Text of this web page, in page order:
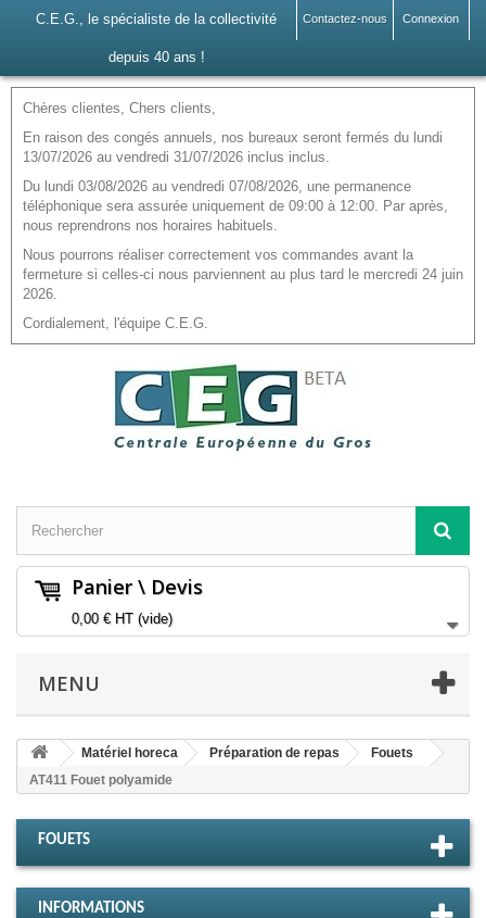
Connexion
Contactez-nous
C.E.G., le spécialiste de la collectivité
depuis 40 ans !
Chères clientes, Chers clients,
En raison des congés annuels, nos bureaux seront fermés du lundi
13/07/2026 au vendredi 31/07/2026 inclus inclus.
Du lundi 03/08/2026 au vendredi 07/08/2026, une permanence
téléphonique sera assurée uniquement de 09:00 à 12:00. Par après,
nous reprendrons nos horaires habituels.
Nous pourrons réaliser correctement vos commandes avant la
fermeture si celles-ci nous parviennent au plus tard le mercredi 24 juin
2026.
Cordialement, l'équipe C.E.G.
Panier \ Devis
0,00 €HT (vide)
MENU
Matériel horeca Préparation de repas
Fouets
AT411 Fouet polyamide
FOUETS
INFORMATIONS